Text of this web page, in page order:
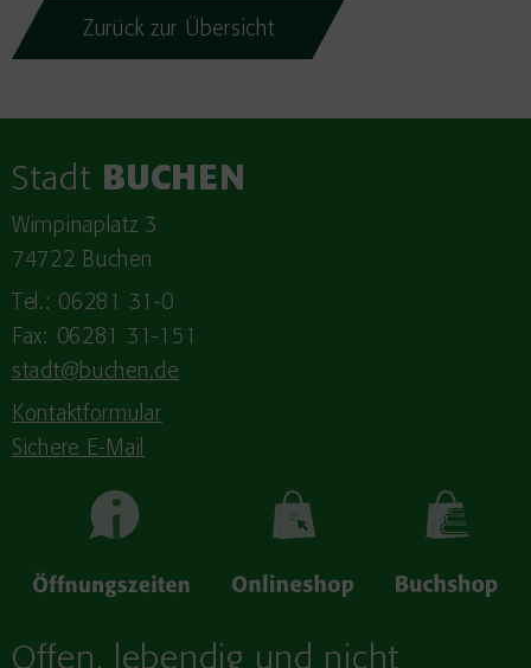
Zurück zur Übersicht
Stadt BUCHEN
Wimpinaplatz 3
74722 Buchen
Tel.: 06281 31-0
Fax: 06281 31-151
stadt@buchen.de
Kontaktformular
Sichere E-Mail
Offen, lebendig und nicht